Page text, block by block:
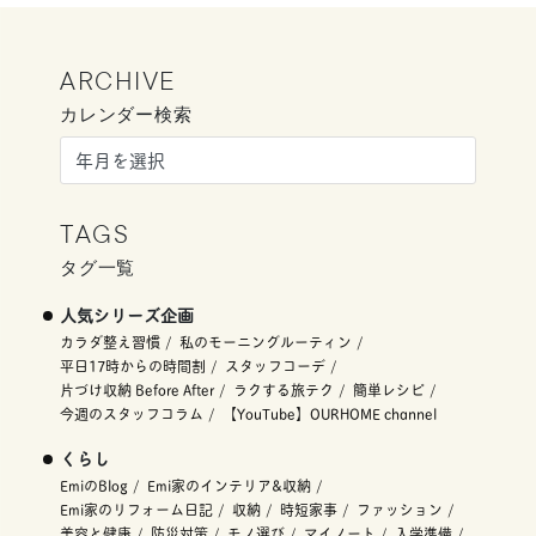
ARCHIVE
カレンダー検索
TAGS
タグ一覧
人気シリーズ企画
カラダ整え習慣
私のモーニングルーティン
平日17時からの時間割
スタッフコーデ
片づけ収納 Before After
ラクする旅テク
簡単レシピ
今週のスタッフコラム
【YouTube】OURHOME channel
くらし
EmiのBlog
Emi家のインテリア&収納
Emi家のリフォーム日記
収納 時短家事
ファッション